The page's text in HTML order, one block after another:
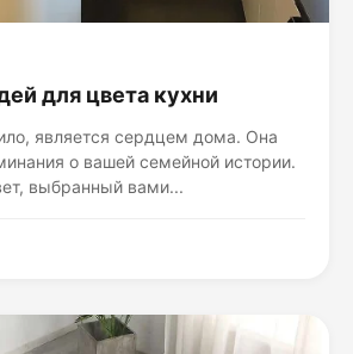
для цвета кухни
является сердцем дома. Она
о вашей семейной истории.
выбранный вами...